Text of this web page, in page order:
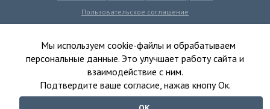
Пользовательское соглашение
Политика использования файлов cookie
© 2016-2026 Симфония Пола - интернет-магазин
ковролина, линолеума, виниловых полов и ковровой плитки.
Мы используем cookie-файлы и обрабатываем
персональные данные. Это улучшает работу сайта и
взаимодействие с ним.
Подтвердите ваше согласие, нажав кнопу Ок.